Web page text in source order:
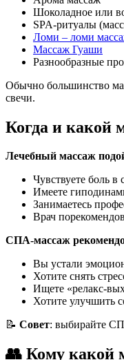
Шоколадное или
SPA-ритуалы
Ломи – ломи
Массаж Гуаши
Разнообразные
Обычно большинство
свечи.
Когда и какой
Лечебный массаж
Чувствуете боль
Имеете
Занимаетесь
Врач
СПА-массаж
Вы устали
Хотите снять
Ищете «релакс-
Хотите улучшить
📝 Совет: выбирайте
👥 Кому какой